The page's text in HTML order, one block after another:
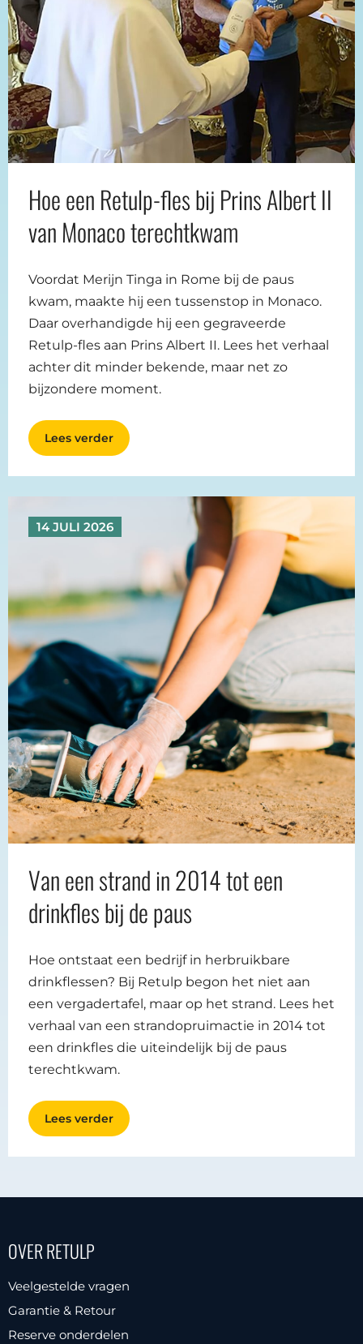
Hoe een Retulp-fles bij Prins Albert II
van Monaco terechtkwam
Voordat Merijn Tinga in Rome bij de paus
kwam, maakte hij een tussenstop in Monaco.
Daar overhandigde hij een gegraveerde
Retulp-fles aan Prins Albert II. Lees het verhaal
achter dit minder bekende, maar net zo
bijzondere moment.
Lees verder
14 JULI 2026
Van een strand in 2014 tot een
drinkfles bij de paus
Hoe ontstaat een bedrijf in herbruikbare
drinkflessen? Bij Retulp begon het niet aan
een vergadertafel, maar op het strand. Lees het
verhaal van een strandopruimactie in 2014 tot
een drinkfles die uiteindelijk bij de paus
terechtkwam.
Lees verder
OVER RETULP
Veelgestelde vragen
Garantie & Retour
Reserve onderdelen